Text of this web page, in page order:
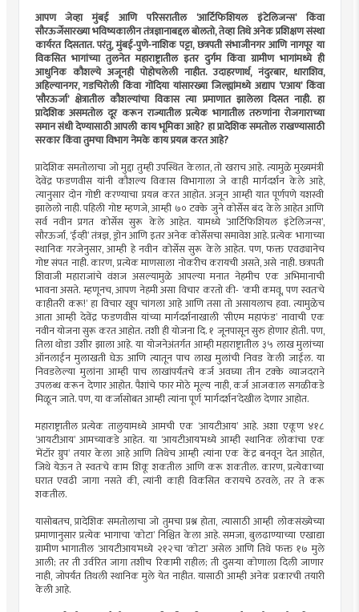
आपण जेव्हा मुंबई आणि परिसरातील ‘आर्टिफिशियल इंटेलिजन्स’ किंवा
सौरऊर्जेसारख्या भविष्यकालीन तंत्रज्ञानाबद्दल बोलतो, तेव्हा तिथे अनेक प्रशिक्षण संस्था
कार्यरत दिसतात. परंतु, मुंबई-पुणे-नाशिक पट्टा, छत्रपती संभाजीनगर आणि नागपूर या
विकसित भागांच्या तुलनेत महाराष्ट्रातील इतर दुर्गम किंवा ग्रामीण भागांमध्ये ही
आधुनिक कौशल्ये अजूनही पोहोचलेली नाहीत. उदाहरणार्थ, नंदुरबार, धाराशिव,
अहिल्यानगर, गडचिरोली किंवा गोंदिया यांसारख्या जिल्ह्यांमध्ये अद्याप ‘एआय’ किंवा
‘सौरऊर्जा’ क्षेत्रातील कौशल्यांचा विकास त्या प्रमाणात झालेला दिसत नाही. हा
प्रादेशिक असमतोल दूर करून राज्यातील प्रत्येक भागातील तरुणांना रोजगाराच्या
समान संधी देण्यासाठी आपली काय भूमिका आहे? हा प्रादेशिक समतोल राखण्यासाठी
सरकार किंवा तुमचा विभाग नेमके काय प्रयत्न करत आहे?
प्रादेशिक समतोलाचा जो मुद्दा तुम्ही उपस्थित केलात, तो खराच आहे. त्यामुळे मुख्यमंत्री
देवेंद्र फडणवीस यांनी कौशल्य विकास विभागाला जे काही मार्गदर्शन केले आहे,
त्यानुसार दोन गोष्टी करण्याचा प्रयत्न करत आहोत. अजून आम्ही यात पूर्णपणे यशस्वी
झालेलो नाही. पहिली गोष्ट म्हणजे, आम्ही ७० टक्के जुने कोर्सेस बंद केले आहेत आणि
सर्व नवीन प्रगत कोर्सेस सुरू केले आहेत. यामध्ये ‘आर्टिफिशियल इंटेलिजन्स’,
सौरऊर्जा, ‘ईव्ही’ तंत्रज्ञ, ड्रोन आणि इतर अनेक कोर्सेसचा समावेश आहे. प्रत्येक भागाच्या
स्थानिक गरजेनुसार, आम्ही हे नवीन कोर्सेस सुरू केले आहेत. पण, फक्त एवढ्यानेच
गोष्ट संपत नाही. कारण, प्रत्येक माणसाला नोकरीच करायची असते, असे नाही. छत्रपती
शिवाजी महाराजांचे वंशज असल्यामुळे आपल्या मनात नेहमीच एक अभिमानाची
भावना असते. म्हणूनच, आपण नेहमी असा विचार करतो की- ‘कमी कमवू, पण स्वतःचे
काहीतरी करू!’ हा विचार खूप चांगला आहे आणि तसा तो असायलाच हवा. त्यामुळेच
आता आम्ही देवेंद्र फडणवीस यांच्या मार्गदर्शनाखाली ‘सीएम महाफंड’ नावाची एक
नवीन योजना सुरू करत आहोत. तशी ही योजना दि. १ जूनपासून सुरु होणार होती. पण,
तिला थोडा उशीर झाला आहे. या योजनेअंतर्गत आम्ही महाराष्ट्रातील ३५ लाख मुलांच्या
ऑनलाईन मुलाखती घेऊ आणि त्यातून पाच लाख मुलांची निवड केली जाईल. या
निवडलेल्या मुलांना आम्ही पाच लाखांपर्यंतचे कर्ज अवघ्या तीन टक्के व्याजदराने
उपलब्ध करून देणार आहोत. पैशांचे फार मोठे मूल्य नाही, कर्ज आजकाल सगळीकडे
मिळून जाते. पण, या कर्जासोबत आम्ही त्यांना पूर्ण ‘मार्गदर्शन’देखील देणार आहोत.
महाराष्ट्रातील प्रत्येक तालुयामध्ये आमची एक ‘आयटीआय’ आहे. अशा एकूण ४१८
‘आयटीआय’ आमच्याकडे आहेत. या ‘आयटीआय’मध्ये आम्ही स्थानिक लोकांचा एक
‘मेंटॉर ग्रुप’ तयार केला आहे आणि तिथेच आम्ही त्यांना एक केंद्र बनवून देत आहोत,
जिथे येऊन ते स्वतःचे काम शिकू शकतील आणि करू शकतील. कारण, प्रत्येकाच्या
घरात एवढी जागा नसते की, त्यांनी काही विकसित करायचे ठरवले, तर ते करू
शकतील.
यासोबतच, प्रादेशिक समतोलाचा जो तुमचा प्रश्न होता, त्यासाठी आम्ही लोकसंख्येच्या
प्रमाणानुसार प्रत्येक भागाचा ‘कोटा’ निश्चित केला आहे. समजा, बुलढाण्याच्या एखाद्या
ग्रामीण भागातील ‘आयटीआय’मध्ये २१२चा ‘कोटा’ असेल आणि तिथे फक्त १७ मुले
आली; तर ती उर्वरित जागा तशीच रिकामी राहील; ती दुसर्‍या कोणाला दिली जाणार
नाही, जोपर्यंत तिथली स्थानिक मुले येत नाहीत. यासाठी आम्ही अनेक प्रकारची तयारी
केली आहे.